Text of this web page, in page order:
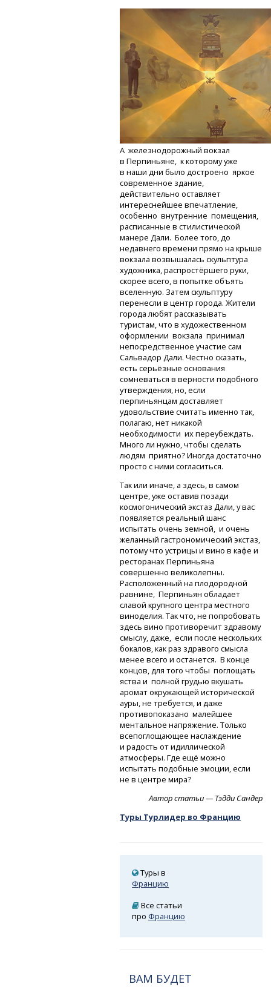
А железнодорожный вокзал
в Перпиньяне, к которому уже
в наши дни было достроено яркое
современное здание,
действительно оставляет
интереснейшее впечатление,
особенно внутренние помещения,
расписанные в стилистической
манере Дали. Более того, до
недавнего времени прямо на крыше
вокзала возвышалась скульптура
художника, распростёршего руки,
скорее всего, в попытке объять
вселенную. Затем скульптуру
перенесли в центр города. Жители
города любят рассказывать
туристам, что в художественном
оформлении вокзала принимал
непосредственное участие сам
Сальвадор Дали. Честно сказать,
есть серьёзные основания
сомневаться в верности подобного
утверждения, но, если
перпиньянцам доставляет
удовольствие считать именно так,
полагаю, нет никакой
необходимости их переубеждать.
Много ли нужно, чтобы сделать
людям приятно? Иногда достаточно
просто с ними согласиться.
Так или иначе, а здесь, в самом
центре, уже оставив позади
космогонический экстаз Дали, у вас
появляется реальный шанс
испытать очень земной, и очень
желанный гастрономический экстаз,
потому что устрицы и вино в кафе и
ресторанах Перпиньяна
совершенно великолепны.
Расположенный на плодородной
равнине, Перпиньян обладает
славой крупного центра местного
виноделия. Так что, не попробовать
здесь вино противоречит здравому
смыслу, даже, если после нескольких
бокалов, как раз здравого смысла
менее всего и останется. В конце
концов, для того чтобы поглощать
яства и полной грудью вкушать
аромат окружающей исторической
ауры, не требуется, и даже
противопоказано малейшее
ментальное напряжение. Только
всепоглощающее наслаждение
и радость от идиллической
атмосферы. Где ещё можно
испытать подобные эмоции, если
не в центре мира?
Автор статьи — Тэдди Сандер
Туры Турлидер во Францию
Туры в
Францию
Все статьи
про Францию
ВАМ БУДЕТ